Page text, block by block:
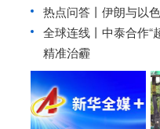
热点问答丨伊朗与以
全球连线丨 中泰合作“
精准治霾